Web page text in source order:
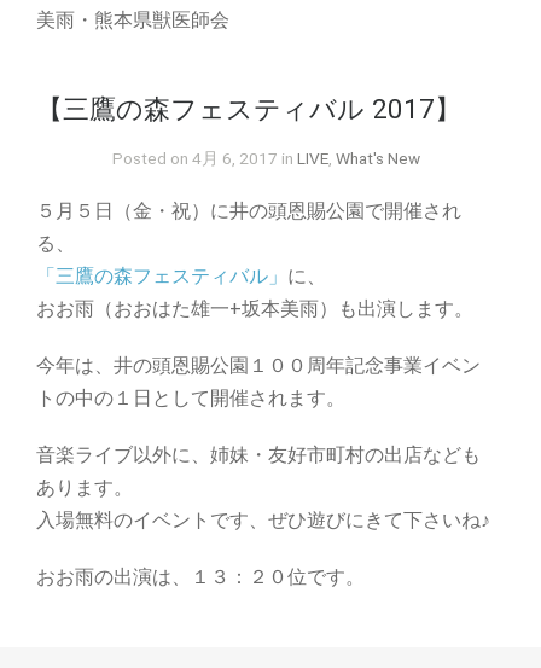
美雨・熊本県獣医師会
【三鷹の森フェスティバル 2017】
Posted on 4月 6, 2017 in LIVE, What's New
５月５日（金・祝）に井の頭恩賜公園で開催され
る、
「三鷹の森フェスティバル」 に、
おお雨（おおはた雄一+坂本美雨）も出演します。
今年は、井の頭恩賜公園１００周年記念事業イベン
トの中の１日として開催されます。
音楽ライブ以外に、姉妹・友好市町村の出店なども
あります。
入場無料のイベントです、ぜひ遊びにきて下さいね♪
おお雨の出演は、１３：２０位です。